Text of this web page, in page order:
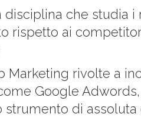
disciplina che studia
rispetto ai
Marketing rivolte a
Google
strumento di